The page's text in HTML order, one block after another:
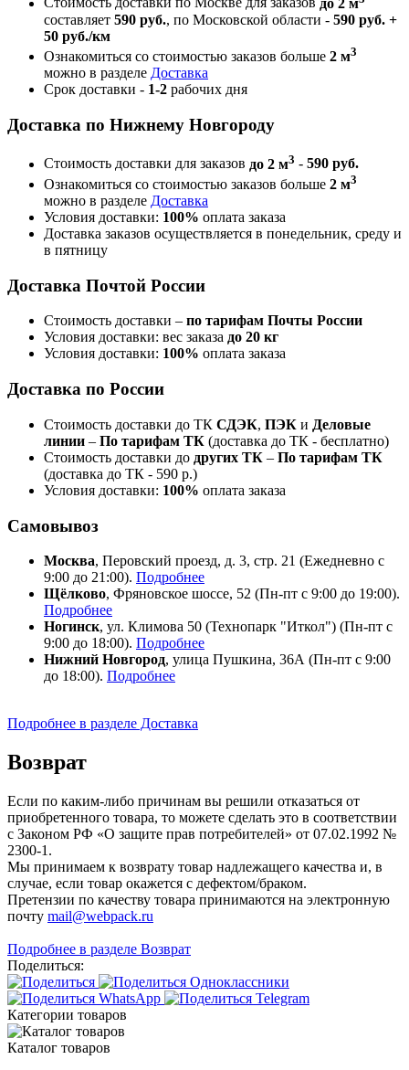
составляет 590 руб., по Московской области - 590 руб. +
50 руб./км
Ознакомиться со стоимостью заказов больше 2 м3
можно в разделе Доставка
Срок доставки - 1-2 рабочих дня
Доставка по Нижнему Новгороду
Стоимость доставки для заказов до 2 м3 - 590 руб.
Ознакомиться со стоимостью заказов больше 2 м3
можно в разделе Доставка
Условия доставки: 100% оплата заказа
Доставка заказов осуществляется в понедельник, среду и
в пятницу
Доставка Почтой России
Стоимость доставки – по тарифам Почты России
Условия доставки: вес заказа до 20 кг
Условия доставки: 100% оплата заказа
Доставка по России
Стоимость доставки до ТК СДЭК, ПЭК и Деловые
линии – По тарифам ТК (доставка до ТК - бесплатно)
Стоимость доставки до других ТК – По тарифам ТК
(доставка до ТК - 590 р.)
Условия доставки: 100% оплата заказа
Самовывоз
Москва, Перовский проезд, д. 3, стр. 21 (Ежедневно с
9:00 до 21:00). Подробнее
Щёлково, Фряновское шоссе, 52 (Пн-пт с 9:00 до 19:00).
Подробнее
Ногинск, ул. Климова 50 (​Технопарк "Иткол") (Пн-пт с
9:00 до 18:00). Подробнее
Нижний Новгород, улица Пушкина, 36А (Пн-пт с 9:00
до 18:00). Подробнее
Подробнее в разделе Доставка
Возврат
Если по каким-либо причинам вы решили отказаться от
приобретенного товара, то можете сделать это в соответствии
с Законом РФ «О защите прав потребителей» от 07.02.1992 №
2300-1.
Мы принимаем к возврату товар надлежащего качества и, в
случае, если товар окажется с дефектом/браком.
Претензии по качеству товара принимаются на электронную
почту mail@webpack.ru
Подробнее в разделе Возврат
Поделиться:
Категории товаров
Каталог товаров